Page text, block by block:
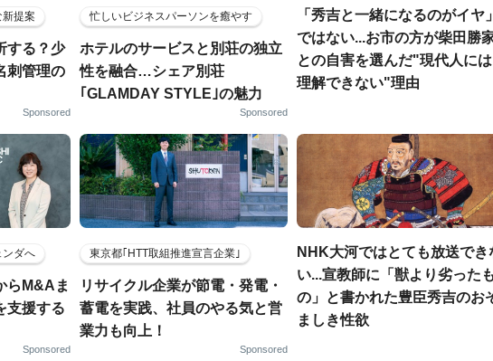
提案
する？少
刺管理の
Sponsored
忙しいビジネスパーソンを癒やす
ホテルのサービスと別荘の独立
性を融合…シェア別荘
｢GLAMDAY STYLE｣の魅力
Sponsored
「秀吉と一緒になるのがイヤ」
ではない...お市の方が柴田勝
との自害を選んだ"現代人には
理解できない"理由
ンダへ
らM&Aま
支援する
Sponsored
東京都｢HTT取組推進宣言企業｣
リサイクル企業が節電・発電・
蓄電を実践、社員のやる気と営
業力も向上！
Sponsored
NHK大河ではとても放送でき
い...宣教師に「獣より劣ったも
の」と書かれた豊臣秀吉のお
ましき性欲